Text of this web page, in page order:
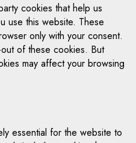
cookies that help us
use this website. These
only with your consent.
of these cookies. But
may affect your browsing
essential for the website to